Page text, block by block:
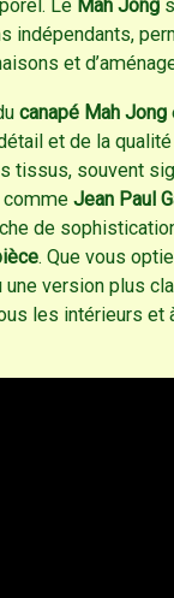
Le Mah Jong
indépendants,
et
canapé Mah Jong
et de la
tissus, souvent
commeJean Paul
de
. Que vous
une version plus
les intérieurs et